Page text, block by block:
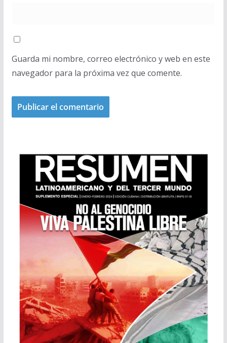
Guarda mi nombre, correo electrónico y web en este
navegador para la próxima vez que comente.